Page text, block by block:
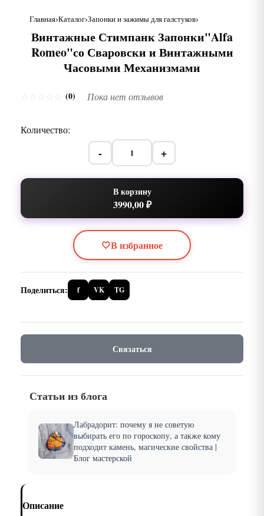
Главная Каталог Запонки и зажимы для галстуков
Винтажные Стимпанк Запонки"Alfa
Romeo"со Сваровски и Винтажными
Часовыми Механизмами
(0) Пока нет отзывов
Количество:
- +
В корзину
3990,00 ₽
🤍В избранное
Поделиться: f VK TG
Связаться
Статьи из блога
Лабрадорит: почему я не советую
выбирать его по гороскопу, а также кому
подходит камень, магические свойства |
Блог мастерской
Описание